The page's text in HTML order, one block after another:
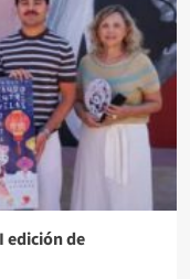
edición de